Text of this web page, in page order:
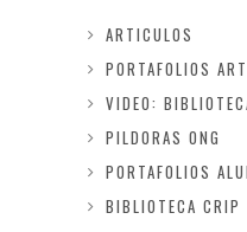
ARTICULOS
PORTAFOLIOS
VIDEO:
PILDORAS ONG
PORTAFOLIOS
BIBLIOTECA CRIP